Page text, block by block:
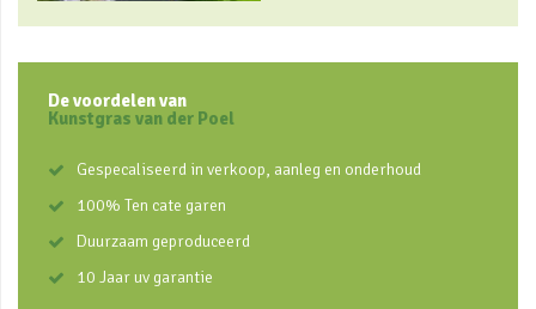
De voordelen van
Kunstgras van der Poel
Gespecaliseerd in verkoop, aanleg en onderhoud
100% Ten cate garen
Duurzaam geproduceerd
10 Jaar uv garantie